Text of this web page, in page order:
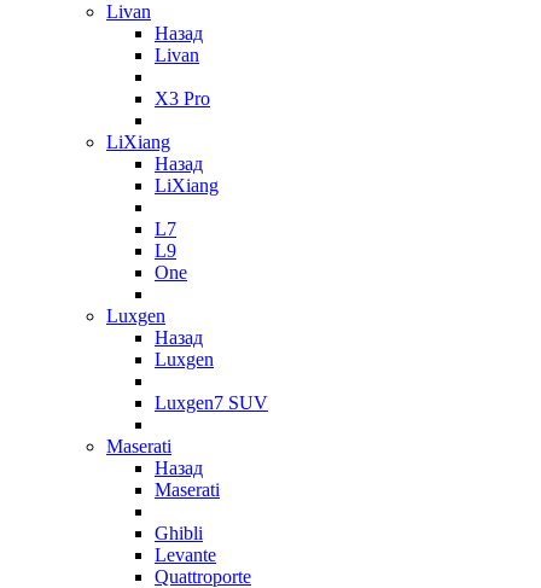
Livan
Назад
Livan
X3 Pro
LiXiang
Назад
LiXiang
L7
L9
One
Luxgen
Назад
Luxgen
Luxgen7 SUV
Maserati
Назад
Maserati
Ghibli
Levante
Quattroporte